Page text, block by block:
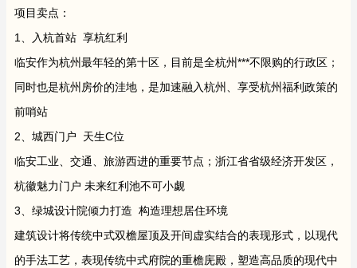
项目卖点：
1、入杭首站 享杭红利
临安作为杭州最年轻的第十区，目前是全杭州***不限购的行政区；
同时也是杭州房价的洼地，是加速融入杭州、享受杭州福利政策的
前哨站
2、城西门户 天生C位
临安工业、交通、旅游西进的重要节点；浙江省省级经济开发区，
杭徽魅力门户 未来红利池不可小觑
3、绿城设计院倾力打造 构造理想居住环境
建筑设计将传统中式双檐屋顶及开间虚实结合的表现形式，以现代
的手法工艺，表现传统中式府院的重檐庑殿，塑造高品质的现代中